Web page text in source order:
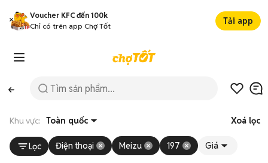
Voucher KFC đến 100k
Chỉ có trên app Chợ Tốt
Tải app
Khu vực: Toàn quốc Xoá lọc
Lọc Điện thoại Meizu 197 Giá